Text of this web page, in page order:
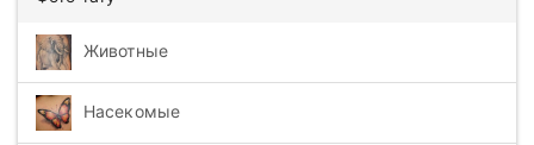
Животные
Насекомые